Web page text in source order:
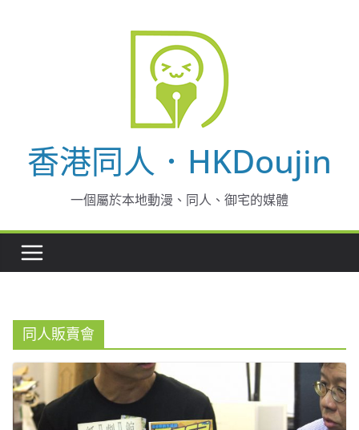
香港同人．HKDoujin
一個屬於本地動漫、同人、御宅的媒體
同人販賣會